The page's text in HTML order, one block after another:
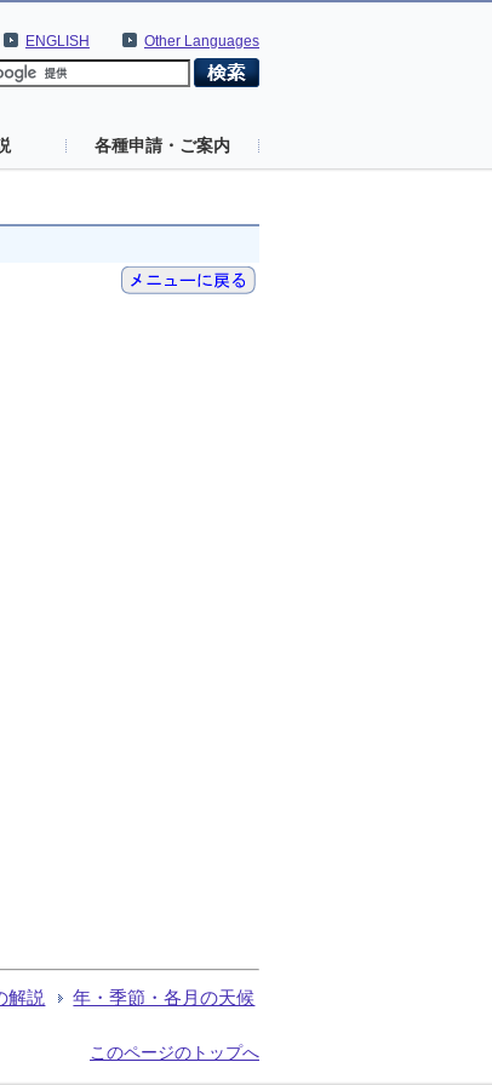
Other Languages
ENGLISH
各種申請・ご案内
解説 年・季節・各月の天候
このページのトップへ